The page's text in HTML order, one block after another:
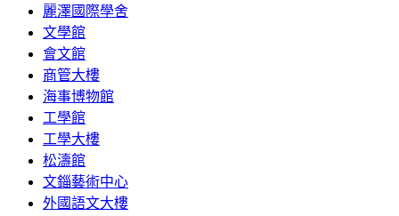
麗澤國際學舍
文學館
會文館
商管大樓
海事博物館
工學館
工學大樓
松濤館
文錙藝術中心
外國語文大樓